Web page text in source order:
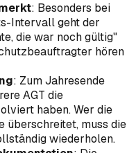
: Besonders bei
Intervall geht der
die war noch gültig"
hören
: Zum Jahresende
AGT die
haben. Wer die
überschreitet, muss die
wiederholen.